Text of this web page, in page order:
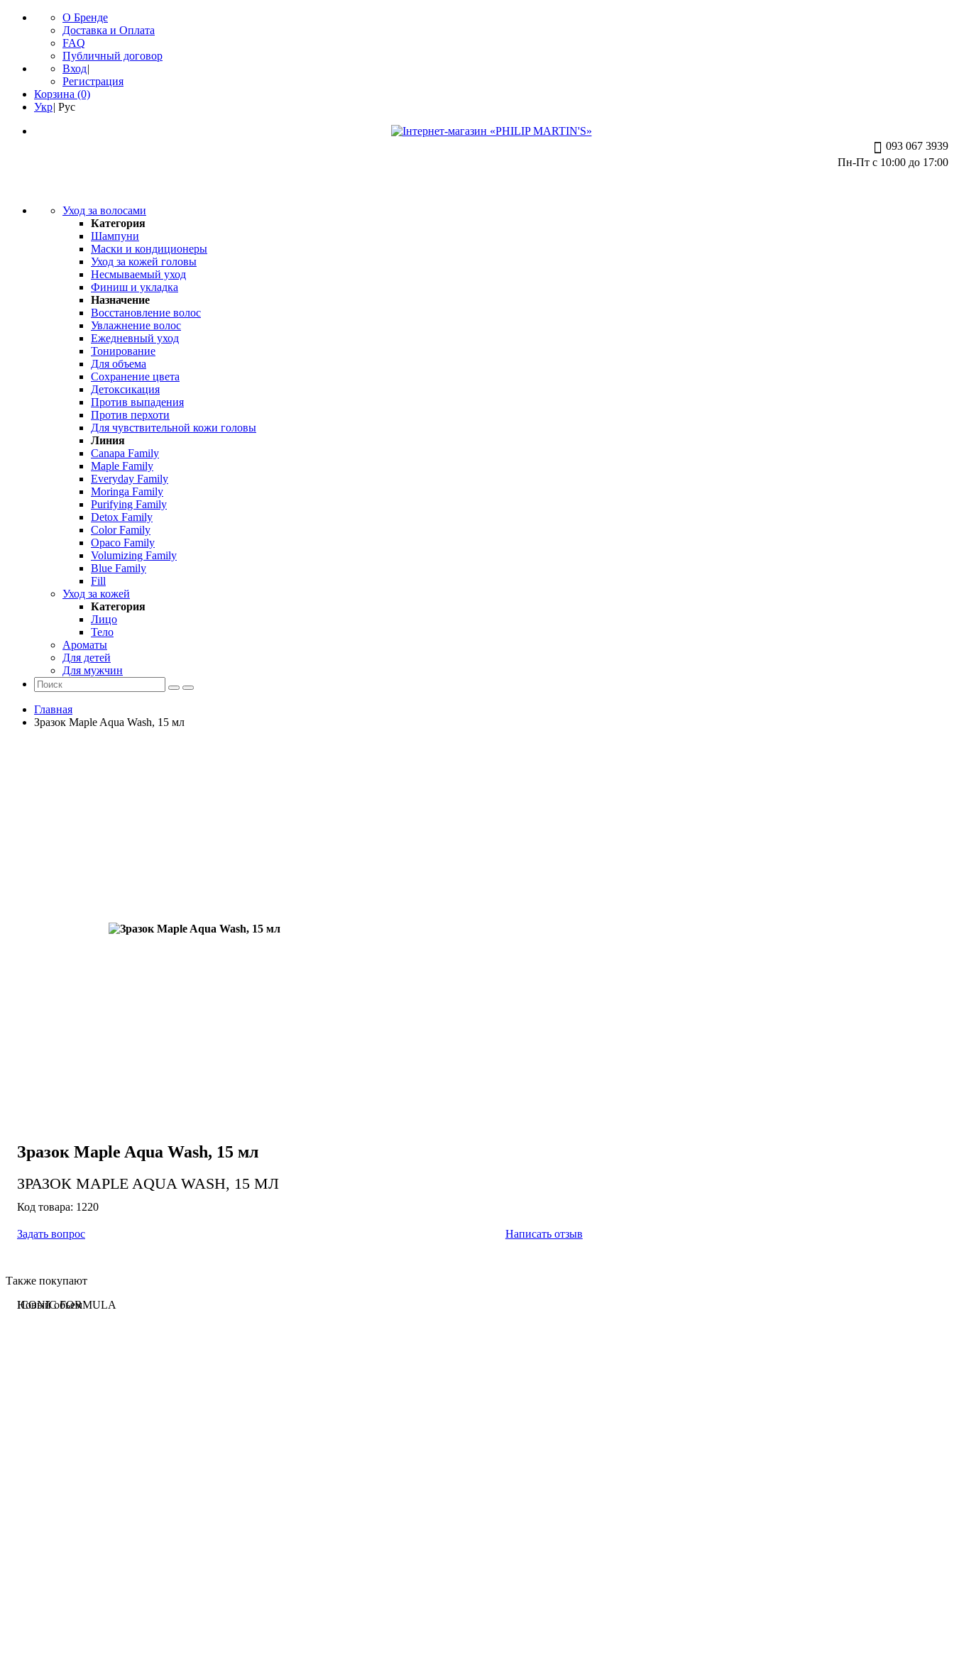
О Бренде
Доставка и Оплата
FAQ
Публичный договор
Вход|
Регистрация
Корзина (0)
Укр| Рус
093 067 3939
Пн-Пт с 10:00 до 17:00
Уход за волосами
Категория
Шампуни
Маски и кондиционеры
Уход за кожей головы
Несмываемый уход
Финиш и укладка
Назначение
Восстановление волос
Увлажнение волос
Ежедневный уход
Тонирование
Для объема
Сохранение цвета
Детоксикация
Против выпадения
Против перхоти
Для чувствительной кожи головы
Линия
Canapa Family
Maple Family
Everyday Family
Moringa Family
Purifying Family
Detox Family
Color Family
Opaco Family
Volumizing Family
Blue Family
Fill
Уход за кожей
Категория
Лицо
Тело
Ароматы
Для детей
Для мужчин
Главная
Зразок Maple Aqua Wash, 15 мл
Зразок Maple Aqua Wash, 15 мл
ЗРАЗОК MAPLE AQUA WASH, 15 МЛ
1220
Задать вопрос Написать отзыв
Также покупают
ICONIC FORMULA
Новый обьем